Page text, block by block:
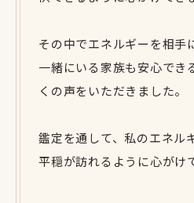
その中でエネルギーを相手
一緒にいる家族も安心でき
くの声をいただきました。
鑑定を通して、私のエネル
平穏が訪れるように心がけ